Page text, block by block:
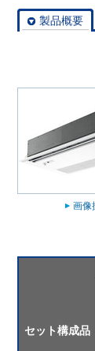
製品概要
画像
セット構成品